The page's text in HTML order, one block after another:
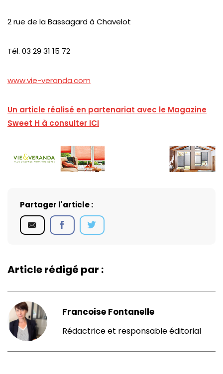
2 rue de la Bassagard à Chavelot
Tél. 03 29 31 15 72
www.vie-veranda.com
Un article réalisé en partenariat avec le Magazine
Sweet H à consulter ICI
Partager l'article :
Article rédigé par :
Francoise Fontanelle
Rédactrice et responsable éditorial